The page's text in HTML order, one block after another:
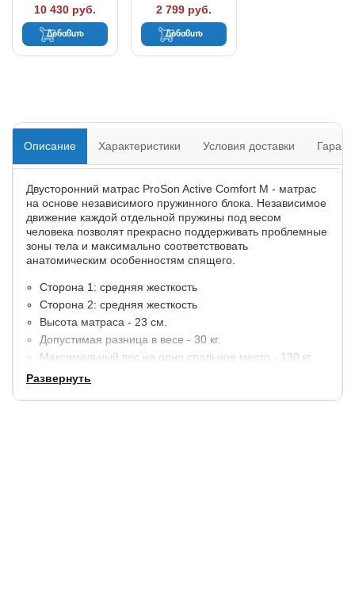
10 430 руб.
Добавить
2 799 руб.
Добавить
Описание Характеристики Условия доставки
Двусторонний матрас ProSon Active Comfort M - матрас
на основе независимого пружинного блока. Независимое
движение каждой отдельной пружины под весом
человека позволят прекрасно поддерживать проблемные
зоны тела и максимально соответствовать
анатомическим особенностям спящего.
Сторона 1: средняя жесткость
Сторона 2: средняя жесткость
Высота матраса - 23 см.
Допустимая разница в весе - 30 кг.
Максимальный вес на одно спальное место - 130 кг.
Материалы:
Развернуть